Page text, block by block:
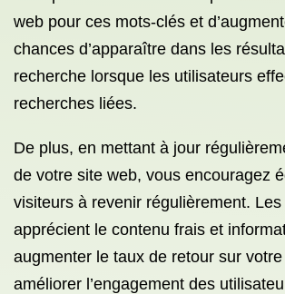
web pour ces mots-clés et
chances d’apparaître dans les
recherche lorsque les utilisateurs
recherches liées.
De plus, en mettant à jour
de votre site web, vous encouragez
visiteurs à revenir régulièrement.
apprécient le contenu frais et
augmenter le taux de retour sur
améliorer l’engagement des